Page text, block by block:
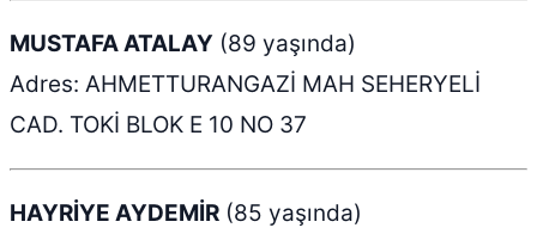
MUSTAFA ATALAY (89 yaşında)
Adres: AHMETTURANGAZİ MAH SEHERYELİ
CAD. TOKİ BLOK E 10 NO 37
HAYRİYE AYDEMİR (85 yaşında)